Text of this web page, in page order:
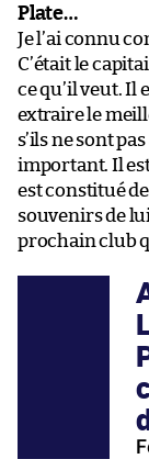
Plate…
Je l’ai connu
C’était le
ce qu’il veut. Il
extraire le
s’ils ne sont
important. Il
est constitué
souvenirs de
prochain club